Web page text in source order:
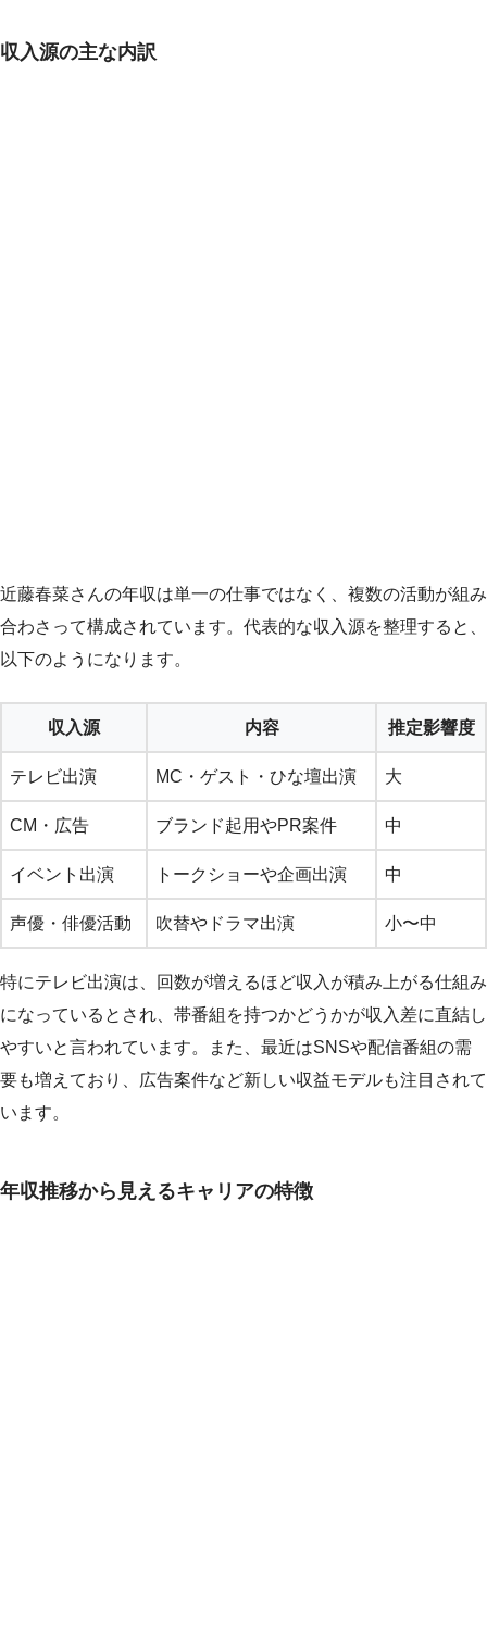
収入源の主な内訳
近藤春菜さんの年収は単一の仕事ではなく、複数の活動が組み
合わさって構成されています。代表的な収入源を整理すると、
以下のようになります。
収入源 内容 推定影響度
テレビ出演 MC・ゲスト・ひな壇出演 大
CM・広告 ブランド起用やPR案件 中
イベント出演 トークショーや企画出演 中
声優・俳優活動 吹替やドラマ出演 小〜中
特にテレビ出演は、回数が増えるほど収入が積み上がる仕組み
になっているとされ、帯番組を持つかどうかが収入差に直結し
やすいと言われています。また、最近はSNSや配信番組の需
要も増えており、広告案件など新しい収益モデルも注目されて
います。
年収推移から見えるキャリアの特徴